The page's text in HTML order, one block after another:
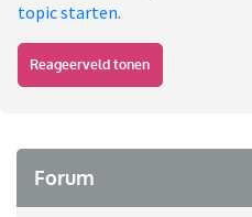
topic starten.
Reageerveld tonen
Forum